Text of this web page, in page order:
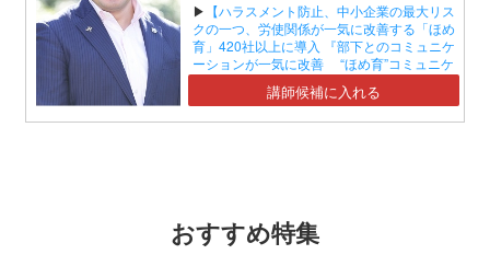
▶ 【ハラスメント防止、中小企業の最大リス
クの一つ、労使関係が一気に改善する「ほめ
育」420社以上に導入 『部下とのコミュニケ
ーションが一気に改善 “ほめ育”コミュニケ
ーションセミナー』】講師候補に入れる
おすすめ特集